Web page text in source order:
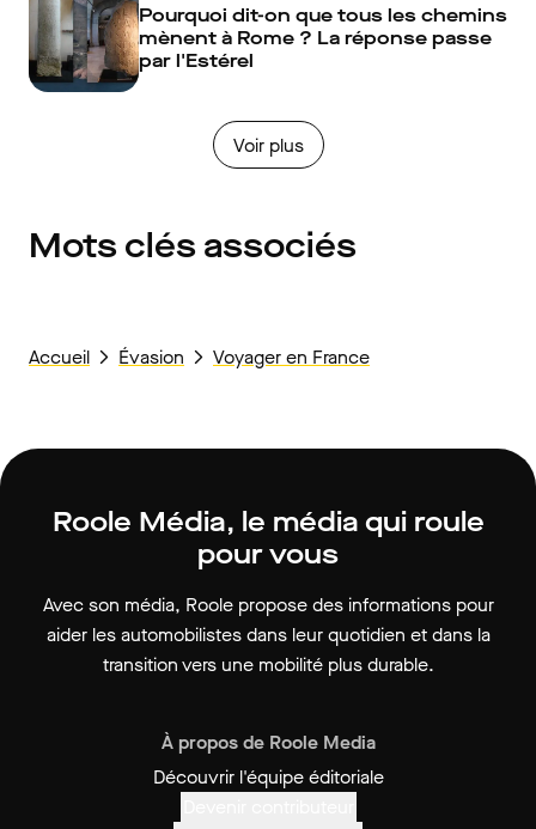
Pourquoi dit-on que tous les chemins
mènent à Rome ? La réponse passe
par l'Estérel
Voir plus
Mots clés associés
Accueil Évasion Voyager en France
Roole Média, le média qui roule
pour vous
Avec son média, Roole propose des informations pour
aider les automobilistes dans leur quotidien et dans la
transition vers une mobilité plus durable.
À propos de Roole Media
Découvrir l'équipe éditoriale